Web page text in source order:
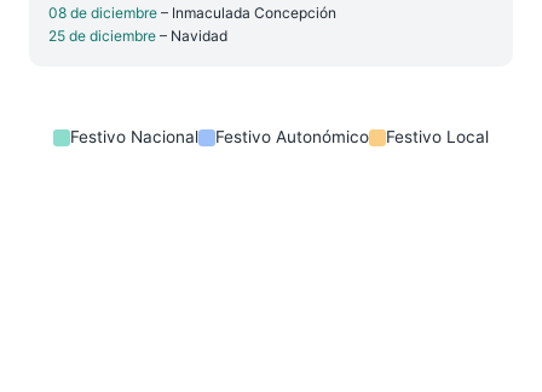
08 de diciembre – Inmaculada Concepción
25 de diciembre – Navidad
Festivo Nacional Festivo Autonómico Festivo Local